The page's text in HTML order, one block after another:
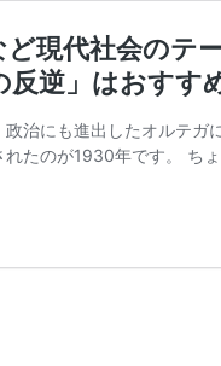
ど現代社会の
反逆」はおすす
治にも進出したオルテ
れたのが1930年です。 ち